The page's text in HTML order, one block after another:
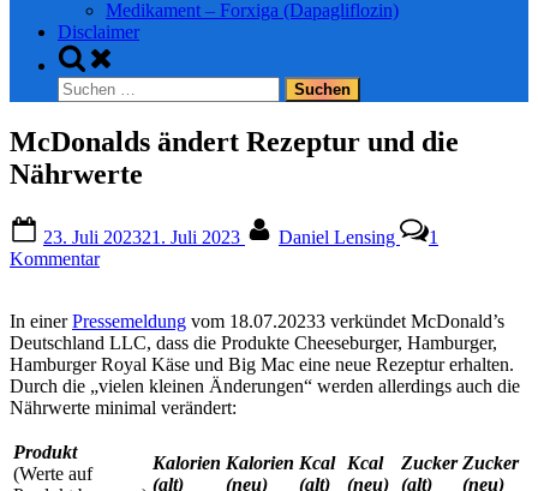
Medikament – Forxiga (Dapagliflozin)
Disclaimer
Toggle
search
form
Suchen
nach:
McDonalds ändert Rezeptur und die
Nährwerte
on
23. Juli 202321. Juli 2023 Daniel Lensing
1
Kommentarzu
Rezeptur
und
die
Nährwerte
In einerPressemeldung vom 18.07.20233 verkündet McDonald’s
Deutschland LLC, dass die Produkte Cheeseburger, Hamburger,
Hamburger Royal Käse und Big Mac eine neue Rezeptur erhalten.
Durch die „vielen kleinen Änderungen“ werden allerdings auch die
Nährwerte minimal verändert:
Produkt
(Werte auf
Kalorien
(alt)
Kalorien
(neu)
Kcal
(alt)
Kcal
(neu)
Zucker
(alt)
Zucker
(neu)